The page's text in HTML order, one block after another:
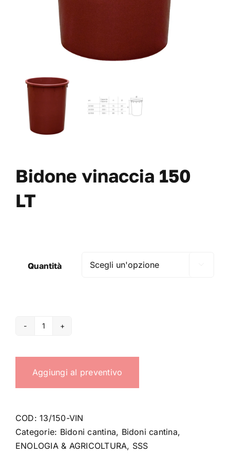
VAI AL PREVENTIVO
Bidone vinaccia 150
LT
Quantità
Bidone
150
LT
quantità
Aggiungi al preventivo
COD:13/150-VIN
Categorie: Bidoni cantina, Bidoni cantina,
ENOLOGIA & AGRICOLTURA, SSS